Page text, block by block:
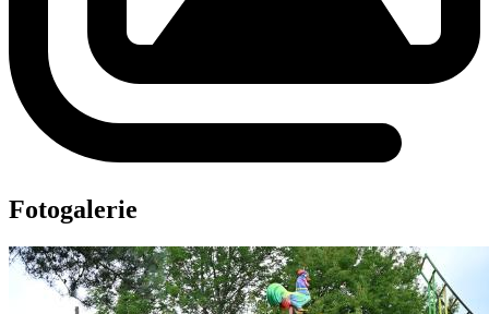
Fotogalerie